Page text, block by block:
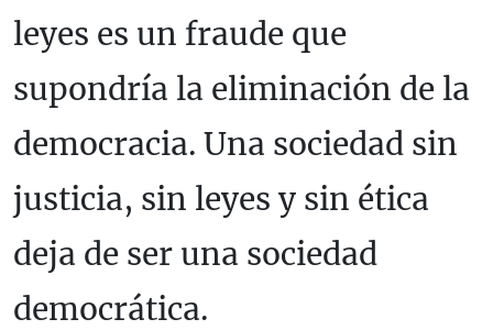
leyes es un fraude que
supondría la eliminación de la
democracia. Una sociedad sin
justicia, sin leyes y sin ética
deja de ser una sociedad
democrática.